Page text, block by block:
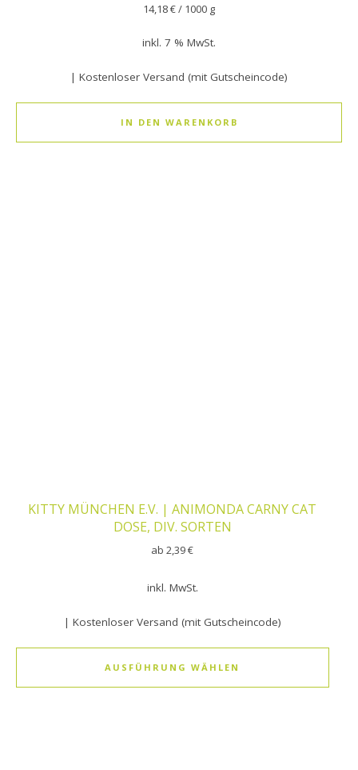
14,18€/ 1000 g
inkl. 7 % MwSt.
| Kostenloser Versand (mit Gutscheincode)
IN DEN WARENKORB
KITTY MÜNCHEN E.V. | ANIMONDA CARNY CAT
DOSE, DIV. SORTEN
ab2,39€
inkl. MwSt.
| Kostenloser Versand (mit Gutscheincode)
AUSFÜHRUNG WÄHLEN